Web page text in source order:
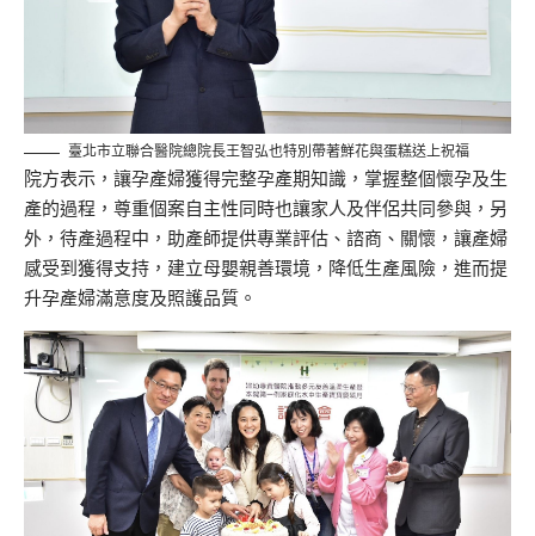
臺北市立聯合醫院總院長王智弘也特別帶著鮮花與蛋糕送上祝福
院方表示，讓孕產婦獲得完整孕產期知識，掌握整個懷孕及生
產的過程，尊重個案自主性同時也讓家人及伴侶共同參與，另
外，待產過程中，助產師提供專業評估、諮商、關懷，讓產婦
感受到獲得支持，建立母嬰親善環境，降低生產風險，進而提
升孕產婦滿意度及照護品質。